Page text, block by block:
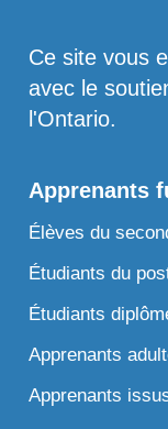
Ce site vous
avec le
l'Ontario.
Apprenants
Élèves du
Étudiants du
Étudiants
Apprenants
Apprenants